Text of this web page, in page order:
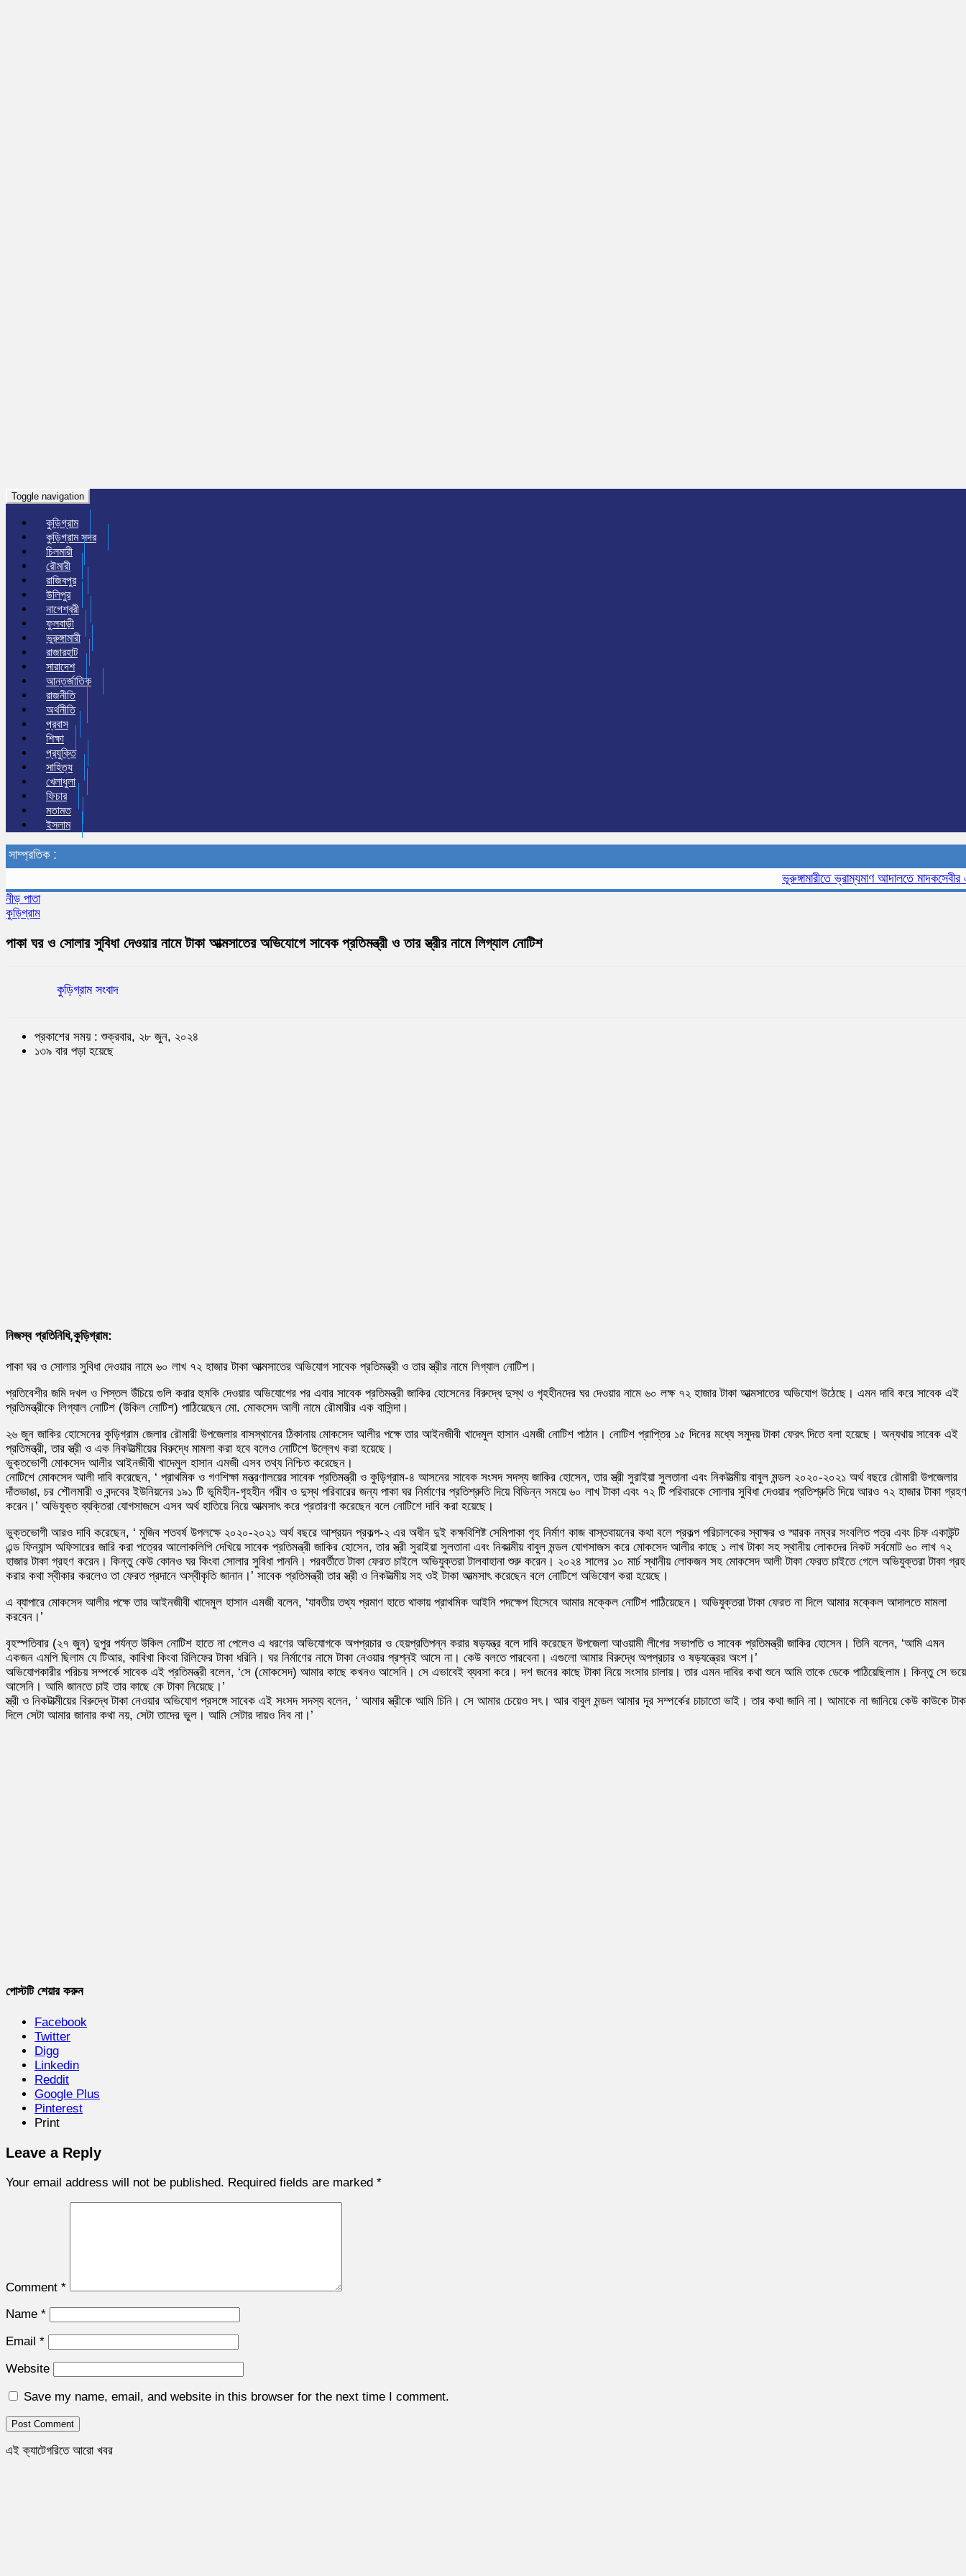
Toggle navigation
কুড়িগ্রাম
কুড়িগ্রাম সদর
চিলমারী
রৌমারী
রাজিবপুর
উলিপুর
নাগেশ্বরী
ফুলবাড়ী
ভুরুঙ্গামারী
রাজারহাট
সারাদেশ
আন্তর্জাতিক
রাজনীতি
অর্থনীতি
প্রবাস
শিক্ষা
প্রযুক্তি
সাহিত্য
খেলাধুলা
ফিচার
মতামত
ইসলাম
সাম্প্রতিক :
ভূরুঙ্গামারীতে ভ্রাম্যমাণ আদালতে মাদকসেবীর এক
নীড় পাতা
কুড়িগ্রাম
পাকা ঘর ও সোলার সুবিধা দেওয়ার নামে টাকা আত্মসাতের অভিযোগে সাবেক প্রতিমন্ত্রী ও তার স্ত্রীর নামে লিগ্যাল নোটিশ
কুড়িগ্রাম সংবাদ
প্রকাশের সময় : শুক্রবার, ২৮ জুন, ২০২৪
১৩৯ বার পড়া হয়েছে
নিজস্ব প্রতিনিধি,কুড়িগ্রাম:
পাকা ঘর ও সোলার সুবিধা দেওয়ার নামে ৬০ লাখ ৭২ হাজার টাকা আত্মসাতের অভিযোগ সাবেক প্রতিমন্ত্রী ও তার স্ত্রীর নামে লিগ্যাল নোটিশ।
প্রতিবেশীর জমি দখল ও পিস্তল উঁচিয়ে গুলি করার হুমকি দেওয়ার অভিযোগের পর এবার সাবেক প্রতিমন্ত্রী জাকির হোসেনের বিরুদ্ধে দুস্থ ও গৃহহীনদের ঘর দেওয়ার নামে ৬০ লক্ষ ৭২ হাজার টাকা আত্মসাতের অভিযোগ উঠেছে। এমন দাবি করে সাবেক এই
প্রতিমন্ত্রীকে লিগ্যাল নোটিশ (উকিল নোটিশ) পাঠিয়েছেন মো. মোকসেদ আলী নামে রৌমারীর এক বাসিন্দা।
২৬ জুন জাকির হোসেনের কুড়িগ্রাম জেলার রৌমারী উপজেলার বাসস্থানের ঠিকানায় মোকসেদ আলীর পক্ষে তার আইনজীবী খাদেমুল হাসান এমজী নোটিশ পাঠান। নোটিশ প্রাপ্তির ১৫ দিনের মধ্যে সমুদয় টাকা ফেরৎ দিতে বলা হয়েছে। অন্যথায় সাবেক এই
প্রতিমন্ত্রী, তার স্ত্রী ও এক নিকটাত্মীয়ের বিরুদ্ধে মামলা করা হবে বলেও নোটিশে উল্লেখ করা হয়েছে।
ভুক্তভোগী মোকসেদ আলীর আইনজীবী খাদেমুল হাসান এমজী এসব তথ্য নিশ্চিত করেছেন।
নোটিশে মোকসেদ আলী দাবি করেছেন, ‘ প্রাথমিক ও গণশিক্ষা মন্ত্রণালয়ের সাবেক প্রতিমন্ত্রী ও কুড়িগ্রাম-৪ আসনের সাবেক সংসদ সদস্য জাকির হোসেন, তার স্ত্রী সুরাইয়া সুলতানা এবং নিকটাত্মীয় বাবুল মন্ডল ২০২০-২০২১ অর্থ বছরে রৌমারী উপজেলার
দাঁতভাঙা, চর শৌলমারী ও বন্দবের ইউনিয়নের ১৯১ টি ভূমিহীন-গৃহহীন গরীব ও দুস্থ পরিবারের জন্য পাকা ঘর নির্মাণের প্রতিশ্রুতি দিয়ে বিভিন্ন সময়ে ৬০ লাখ টাকা এবং ৭২ টি পরিবারকে সোলার সুবিধা দেওয়ার প্রতিশ্রুতি দিয়ে আরও ৭২ হাজার টাকা গ্রহণ
করেন।’ অভিযুক্ত ব্যক্তিরা যোগসাজসে এসব অর্থ হাতিয়ে নিয়ে আত্মসাৎ করে প্রতারণা করেছেন বলে নোটিশে দাবি করা হয়েছে।
ভুক্তভোগী আরও দাবি করেছেন, ‘ মুজিব শতবর্ষ উপলক্ষে ২০২০-২০২১ অর্থ বছরে আশ্রয়ন প্রকল্প-২ এর অধীন দুই কক্ষবিশিষ্ট সেমিপাকা গৃহ নির্মাণ কাজ বাস্তবায়নের কথা বলে প্রকল্প পরিচালকের স্বাক্ষর ও স্মারক নম্বর সংবলিত পত্র এবং চিফ একাউন্ট
এন্ড ফিন্যান্স অফিসারের জারি করা পত্রের আলোকলিপি দেখিয়ে সাবেক প্রতিমন্ত্রী জাকির হোসেন, তার স্ত্রী সুরাইয়া সুলতানা এবং নিকাত্মীয় বাবুল মন্ডল যোগসাজস করে মোকসেদ আলীর কাছে ১ লাখ টাকা সহ স্থানীয় লোকদের নিকট সর্বমোট ৬০ লাখ ৭২
হাজার টাকা গ্রহণ করেন। কিন্তু কেউ কোনও ঘর কিংবা সোলার সুবিধা পাননি। পরবর্তীতে টাকা ফেরত চাইলে অভিযুক্তরা টালবাহানা শুরু করেন। ২০২৪ সালের ১০ মার্চ স্থানীয় লোকজন সহ মোকসেদ আলী টাকা ফেরত চাইতে গেলে অভিযুক্তরা টাকা
করার কথা স্বীকার করলেও তা ফেরত প্রদানে অস্বীকৃতি জানান।’ সাবেক প্রতিমন্ত্রী তার স্ত্রী ও নিকটাত্মীয় সহ ওই টাকা আত্মসাৎ করেছেন বলে নোটিশে অভিযোগ করা হয়েছে।
এ ব্যাপারে মোকসেদ আলীর পক্ষে তার আইনজীবী খাদেমুল হাসান এমজী বলেন, ‘যাবতীয় তথ্য প্রমাণ হাতে থাকায় প্রাথমিক আইনি পদক্ষেপ হিসেবে আমার মক্কেল নোটিশ পাঠিয়েছেন। অভিযুক্তরা টাকা ফেরত না দিলে আমার মক্কেল আদালতে মামলা
করবেন।’
বৃহস্পতিবার (২৭ জুন) দুপুর পর্যন্ত উকিল নোটিশ হাতে না পেলেও এ ধরণের অভিযোগকে অপপ্রচার ও হেয়প্রতিপন্ন করার ষড়যন্ত্র বলে দাবি করেছেন উপজেলা আওয়ামী লীগের সভাপতি ও সাবেক প্রতিমন্ত্রী জাকির হোসেন। তিনি বলেন, ‘আমি এমন
একজন এমপি ছিলাম যে টিআর, কাবিখা কিংবা রিলিফের টাকা ধরিনি। ঘর নির্মাণের নামে টাকা নেওয়ার প্রশ্নই আসে না। কেউ বলতে পারবেনা। এগুলো আমার বিরুদ্ধে অপপ্রচার ও ষড়যন্ত্রের অংশ।’
অভিযোগকারীর পরিচয় সম্পর্কে সাবেক এই প্রতিমন্ত্রী বলেন, ‘সে (মোকসেদ) আমার কাছে কখনও আসেনি। সে এভাবেই ব্যবসা করে। দশ জনের কাছে টাকা নিয়ে সংসার চালায়। তার এমন দাবির কথা শুনে আমি তাকে ডেকে পাঠিয়েছিলাম। কিন্তু সে ভয়ে
আসেনি। আমি জানতে চাই তার কাছে কে টাকা নিয়েছে।’
স্ত্রী ও নিকটাত্মীয়ের বিরুদ্ধে টাকা নেওয়ার অভিযোগ প্রসঙ্গে সাবেক এই সংসদ সদস্য বলেন, ‘ আমার স্ত্রীকে আমি চিনি। সে আমার চেয়েও সৎ। আর বাবুল মন্ডল আমার দূর সম্পর্কের চাচাতো ভাই। তার কথা জানি না। আমাকে না জানিয়ে কেউ কাউকে
দিলে সেটা আমার জানার কথা নয়, সেটা তাদের ভুল। আমি সেটার দায়ও নিব না।’
পোস্টটি শেয়ার করুন
Facebook
Twitter
Digg
Linkedin
Reddit
Google Plus
Pinterest
Print
Leave a Reply
Your email address will not be published. Required fields are marked *
Comment *
Name *
Email *
Website
Save my name, email, and website in this browser for the next time I comment.
এই ক্যাটেগরিতে আরো খবর